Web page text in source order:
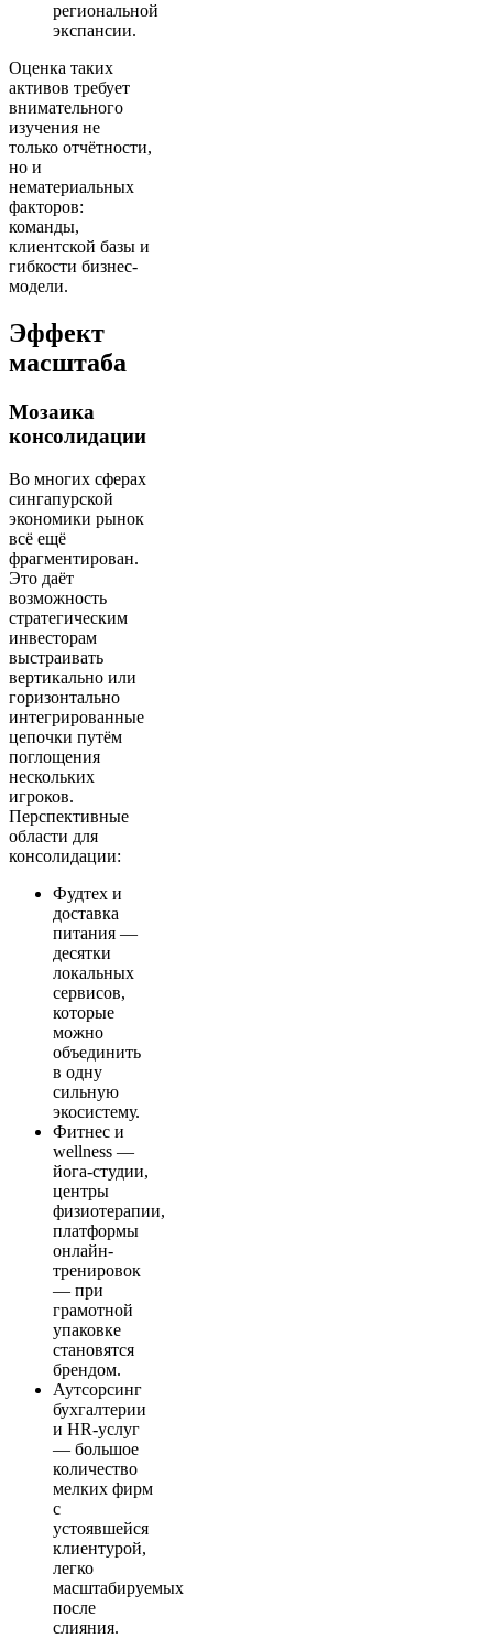
региональной
экспансии.
Оценка таких
активов требует
внимательного
изучения не
только отчётности,
но и
нематериальных
факторов:
команды,
клиентской базы и
гибкости бизнес-
модели.
Эффект
масштаба
Мозаика
консолидации
Во многих сферах
сингапурской
экономики рынок
всё ещё
фрагментирован.
Это даёт
возможность
стратегическим
инвесторам
выстраивать
вертикально или
горизонтально
интегрированные
цепочки путём
поглощения
нескольких
игроков.
Перспективные
области для
консолидации:
Фудтех и
доставка
питания —
десятки
локальных
сервисов,
которые
можно
объединить
в одну
сильную
экосистему.
Фитнес и
wellness —
йога-студии,
центры
физиотерапии,
платформы
онлайн-
тренировок
— при
грамотной
упаковке
становятся
брендом.
Аутсорсинг
бухгалтерии
и HR-услуг
— большое
количество
мелких фирм
с
устоявшейся
клиентурой,
легко
масштабируемых
после
слияния.